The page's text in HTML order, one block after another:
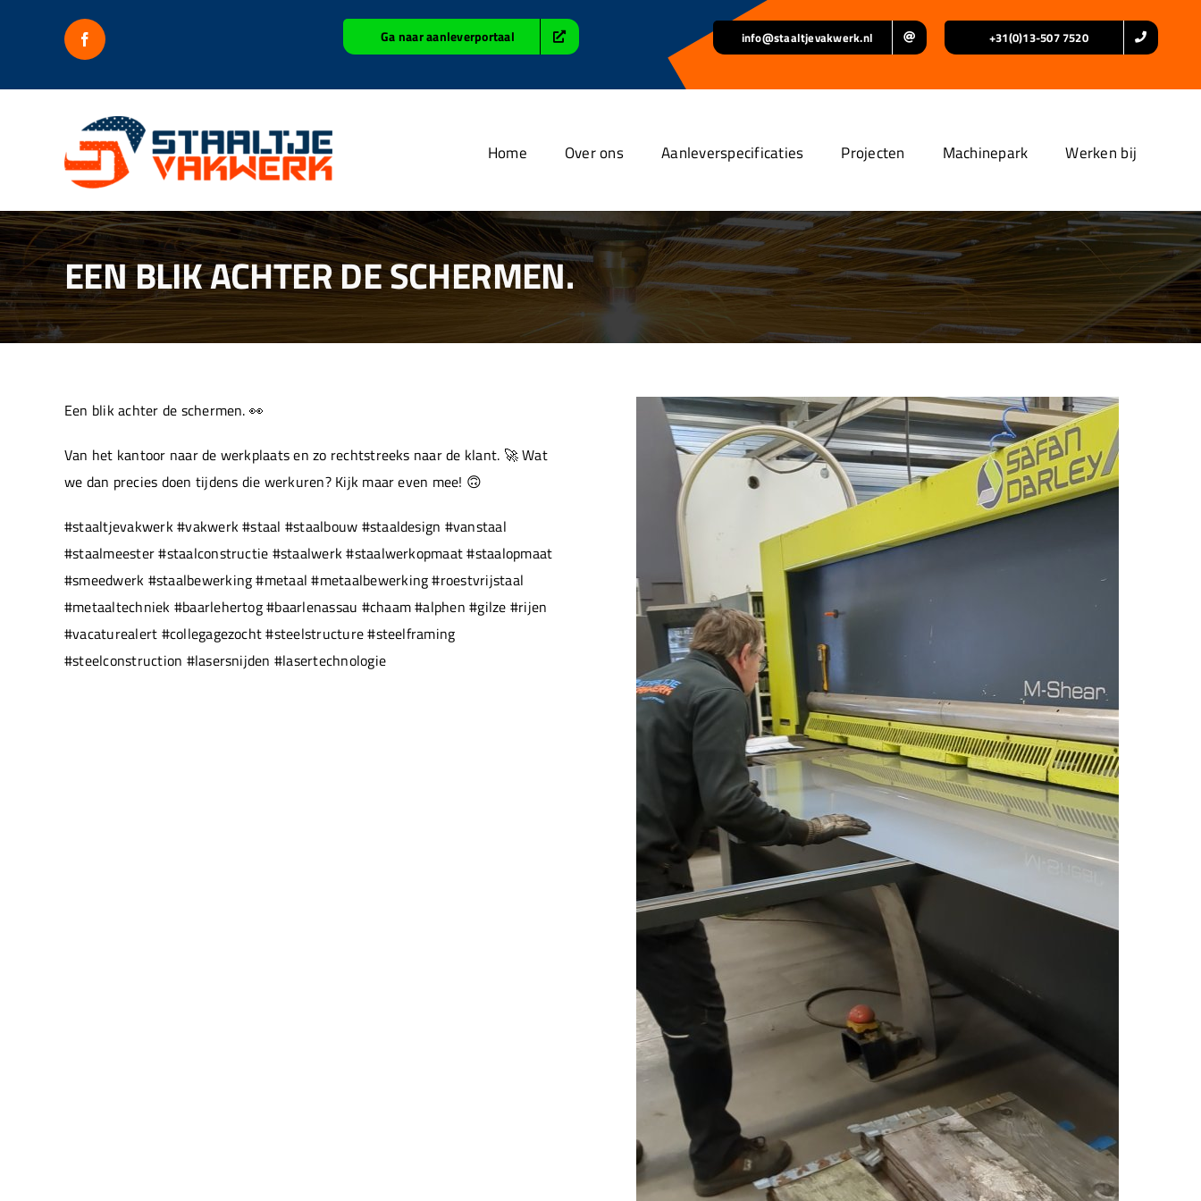
Ga naar aanleverportaal info@staaltjevakwerk.nl +31(0)13-507 7520
Home Over ons Aanleverspecificaties Projecten Machinepark Werken bij
EEN BLIK ACHTER DE SCHERMEN.
Een blik achter de schermen. 👀
Van het kantoor naar de werkplaats en zo rechtstreeks naar de klant. 🚀 Wat
we dan precies doen tijdens die werkuren? Kijk maar even mee! 🙃
#staaltjevakwerk #vakwerk #staal #staalbouw #staaldesign #vanstaal
#staalmeester #staalconstructie #staalwerk #staalwerkopmaat #staalopmaat
#smeedwerk #staalbewerking #metaal #metaalbewerking #roestvrijstaal
#metaaltechniek #baarlehertog #baarlenassau #chaam #alphen #gilze #rijen
#vacaturealert #collegagezocht #steelstructure #steelframing
#steelconstruction #lasersnijden #lasertechnologie